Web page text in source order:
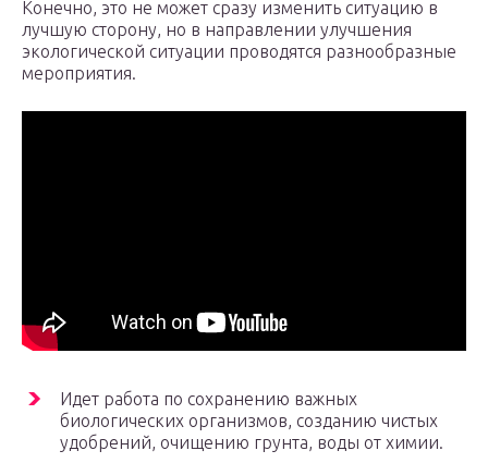
Конечно, это не может сразу изменить ситуацию в
лучшую сторону, но в направлении улучшения
экологической ситуации проводятся разнообразные
мероприятия.
Идет работа по сохранению важных
биологических организмов, созданию чистых
удобрений, очищению грунта, воды от химии.